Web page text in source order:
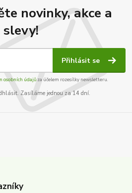
novinky, akce a
slevy!
Přihlásit se
osobních údajůza účelem rozesílky newsletteru.
Zasíláme jednou za 14 dní.